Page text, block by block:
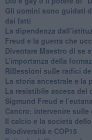
​Gli uomini sono guidati
dai fatti
La dipendenza
​Freud e la guerra che
​Diventare Maestro di se
L’importanza della
Riflessioni sulle radici
​La storia ancestrale e la
​La resistibile ascesa del
Sigmund Freud e
Cancro: intervenire
​Il calcio e la società
Biodiversità e COP15